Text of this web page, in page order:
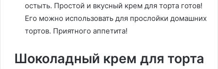
остыть. Простой и вкусный крем для торта готов!
Его можно использовать для прослойки домашних
тортов. Приятного аппетита!
Шоколадный крем для торта